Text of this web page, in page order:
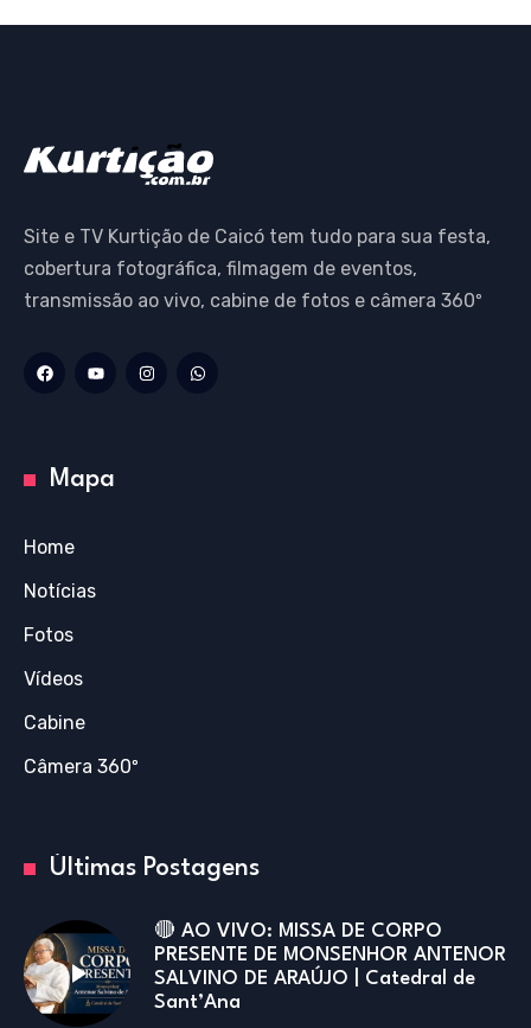
Site e TV Kurtição de Caicó tem tudo para sua festa,
cobertura fotográfica, filmagem de eventos,
transmissão ao vivo, cabine de fotos e câmera 360º
Mapa
Home
Notícias
Fotos
Vídeos
Cabine
Câmera 360º
Últimas Postagens
🔴 AO VIVO: MISSA DE CORPO
PRESENTE DE MONSENHOR ANTENOR
SALVINO DE ARAÚJO | Catedral de
Sant’Ana